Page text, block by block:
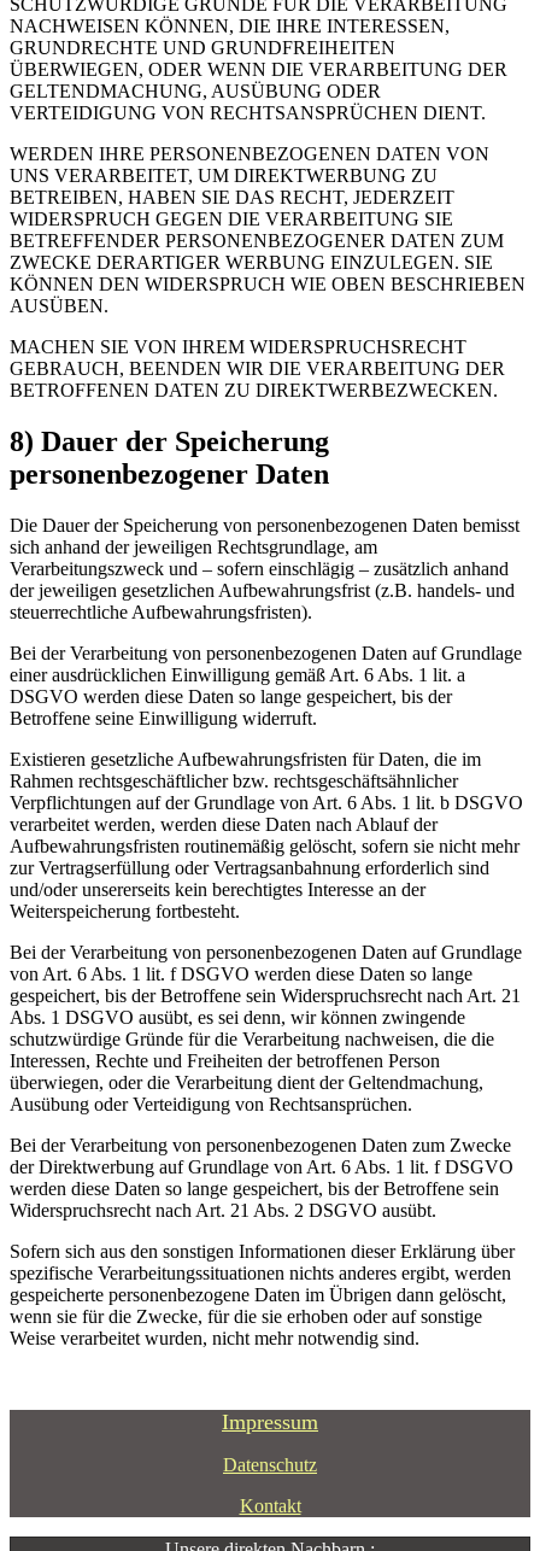
SCHUTZWÜRDIGE GRÜNDE FÜR DIE VERARBEITUNG
NACHWEISEN KÖNNEN, DIE IHRE INTERESSEN,
GRUNDRECHTE UND GRUNDFREIHEITEN
ÜBERWIEGEN, ODER WENN DIE VERARBEITUNG DER
GELTENDMACHUNG, AUSÜBUNG ODER
VERTEIDIGUNG VON RECHTSANSPRÜCHEN DIENT.
WERDEN IHRE PERSONENBEZOGENEN DATEN VON
UNS VERARBEITET, UM DIREKTWERBUNG ZU
BETREIBEN, HABEN SIE DAS RECHT, JEDERZEIT
WIDERSPRUCH GEGEN DIE VERARBEITUNG SIE
BETREFFENDER PERSONENBEZOGENER DATEN ZUM
ZWECKE DERARTIGER WERBUNG EINZULEGEN. SIE
KÖNNEN DEN WIDERSPRUCH WIE OBEN BESCHRIEBEN
AUSÜBEN.
MACHEN SIE VON IHREM WIDERSPRUCHSRECHT
GEBRAUCH, BEENDEN WIR DIE VERARBEITUNG DER
BETROFFENEN DATEN ZU DIREKTWERBEZWECKEN.
8) Dauer der Speicherung
personenbezogener Daten
Die Dauer der Speicherung von personenbezogenen Daten bemisst
sich anhand der jeweiligen Rechtsgrundlage, am
Verarbeitungszweck und – sofern einschlägig – zusätzlich anhand
der jeweiligen gesetzlichen Aufbewahrungsfrist (z.B. handels- und
steuerrechtliche Aufbewahrungsfristen).
Bei der Verarbeitung von personenbezogenen Daten auf Grundlage
einer ausdrücklichen Einwilligung gemäß Art. 6 Abs. 1 lit. a
DSGVO werden diese Daten so lange gespeichert, bis der
Betroffene seine Einwilligung widerruft.
Existieren gesetzliche Aufbewahrungsfristen für Daten, die im
Rahmen rechtsgeschäftlicher bzw. rechtsgeschäftsähnlicher
Verpflichtungen auf der Grundlage von Art. 6 Abs. 1 lit. b DSGVO
verarbeitet werden, werden diese Daten nach Ablauf der
Aufbewahrungsfristen routinemäßig gelöscht, sofern sie nicht mehr
zur Vertragserfüllung oder Vertragsanbahnung erforderlich sind
und/oder unsererseits kein berechtigtes Interesse an der
Weiterspeicherung fortbesteht.
Bei der Verarbeitung von personenbezogenen Daten auf Grundlage
von Art. 6 Abs. 1 lit. f DSGVO werden diese Daten so lange
gespeichert, bis der Betroffene sein Widerspruchsrecht nach Art. 21
Abs. 1 DSGVO ausübt, es sei denn, wir können zwingende
schutzwürdige Gründe für die Verarbeitung nachweisen, die die
Interessen, Rechte und Freiheiten der betroffenen Person
überwiegen, oder die Verarbeitung dient der Geltendmachung,
Ausübung oder Verteidigung von Rechtsansprüchen.
Bei der Verarbeitung von personenbezogenen Daten zum Zwecke
der Direktwerbung auf Grundlage von Art. 6 Abs. 1 lit. f DSGVO
werden diese Daten so lange gespeichert, bis der Betroffene sein
Widerspruchsrecht nach Art. 21 Abs. 2 DSGVO ausübt.
Sofern sich aus den sonstigen Informationen dieser Erklärung über
spezifische Verarbeitungssituationen nichts anderes ergibt, werden
gespeicherte personenbezogene Daten im Übrigen dann gelöscht,
wenn sie für die Zwecke, für die sie erhoben oder auf sonstige
Weise verarbeitet wurden, nicht mehr notwendig sind.
Impressum
Datenschutz
Kontakt